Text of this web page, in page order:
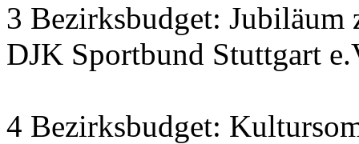
3 Bezirksbudget: Jubiläum
DJK Sportbund Stuttgart
4 Bezirksbudget: